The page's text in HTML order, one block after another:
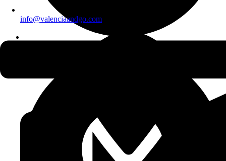
info@valenciaandgo.com
Tour a Valencia
Escursioni
Esperienze su misura